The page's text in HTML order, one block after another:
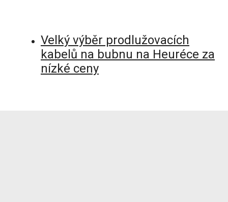
Velký výběr prodlužovacích
kabelů na bubnu na Heuréce za
nízké ceny